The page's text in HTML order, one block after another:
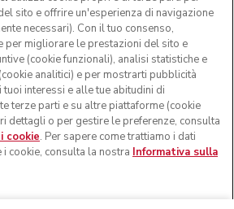
sito e offrire un'esperienza di navigazione
necessari). Con il tuo consenso,
per migliorare le prestazioni del sito e
(cookie funzionali), analisi statistiche e
analitici) e per mostrarti pubblicità
interessi e alle tue abitudini di
terze parti e su altre piattaforme (cookie
dettagli o per gestire le preferenze, consulta
cookie. Per sapere come trattiamo i dati
cookie, consulta la nostra Informativa sulla